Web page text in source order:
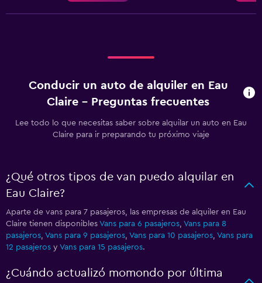
Conducir un auto de alquiler en Eau
Claire - Preguntas frecuentes
Lee todo lo que necesitas saber sobre alquilar un auto en Eau
Claire para ir preparando tu próximo viaje
¿Qué otros tipos de van puedo alquilar en
Eau Claire?
Aparte de vans para 7 pasajeros, las empresas de alquiler en Eau
Claire tienen disponibles Vans para 6 pasajeros, Vans para 8
pasajeros, Vans para 9 pasajeros, Vans para 10 pasajeros, Vans para
12 pasajeros y Vans para 15 pasajeros.
¿Cuándo actualizó momondo por última